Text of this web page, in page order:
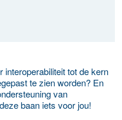
interoperabiliteit tot de kern
te zien worden? En
van
baan iets voor jou!